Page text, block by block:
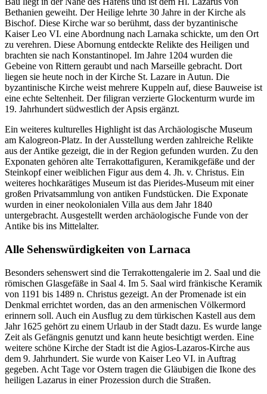
Bethanien geweiht. Der Heilige lehrte 30 Jahre in der Kirche als
Bischof. Diese Kirche war so berühmt, dass der byzantinische
Kaiser Leo VI. eine Abordnung nach Larnaka schickte, um den Ort
zu verehren. Diese Abornung entdeckte Relikte des Heiligen und
brachten sie nach Konstantinopel. Im Jahre 1204 wurden die
Gebeine von Rittern geraubt und nach Marseille gebracht. Dort
liegen sie heute noch in der Kirche St. Lazare in Autun. Die
byzantinische Kirche weist mehrere Kuppeln auf, diese Bauweise ist
eine echte Seltenheit. Der filigran verzierte Glockenturm wurde im
19. Jahrhundert südwestlich der Apsis ergänzt.
Ein weiteres kulturelles Highlight ist das Archäologische Museum
am Kalogreon-Platz. In der Ausstellung werden zahlreiche Relikte
aus der Antike gezeigt, die in der Region gefunden wurden. Zu den
Exponaten gehören alte Terrakottafiguren, Keramikgefäße und der
Steinkopf einer weiblichen Figur aus dem 4. Jh. v. Christus. Ein
weiteres hochkarätiges Museum ist das Pierides-Museum mit einer
großen Privatsammlung von antiken Fundstücken. Die Exponate
wurden in einer neokolonialen Villa aus dem Jahr 1840
untergebracht. Ausgestellt werden archäologische Funde von der
Antike bis ins Mittelalter.
Alle Sehenswürdigkeiten von Larnaca
Besonders sehenswert sind die Terrakottengalerie im 2. Saal und die
römischen Glasgefäße in Saal 4. Im 5. Saal wird fränkische Keramik
von 1191 bis 1489 n. Christus gezeigt. An der Promenade ist ein
Denkmal errichtet worden, das an den armenischen Völkermord
erinnern soll. Auch ein Ausflug zu dem türkischen Kastell aus dem
Jahr 1625 gehört zu einem Urlaub in der Stadt dazu. Es wurde lange
Zeit als Gefängnis genutzt und kann heute besichtigt werden. Eine
weitere schöne Kirche der Stadt ist die Agios-Lazaros-Kirche aus
dem 9. Jahrhundert. Sie wurde von Kaiser Leo VI. in Auftrag
gegeben. Acht Tage vor Ostern tragen die Gläubigen die Ikone des
heiligen Lazarus in einer Prozession durch die Straßen.